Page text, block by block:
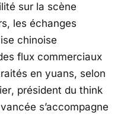
sur la scène
les échanges
chinoise
flux commerciaux
en yuans, selon
, président du think
s’accompagne